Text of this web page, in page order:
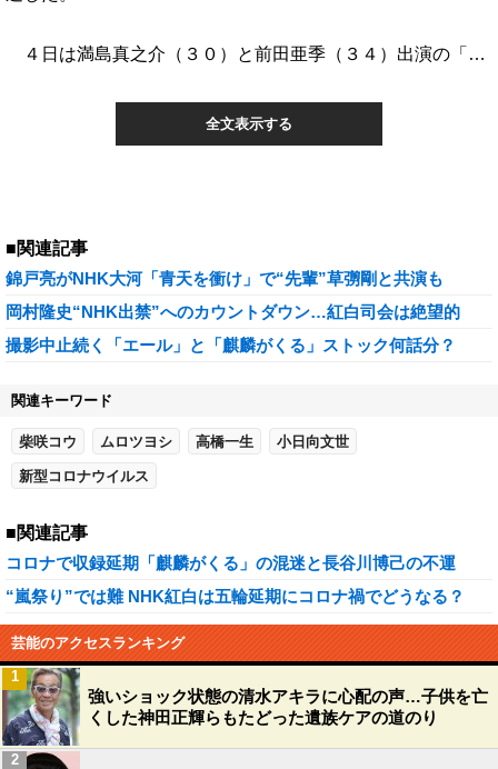
４日は満島真之介（３０）と前田亜季（３４）出演の「…
全文表示する
■関連記事
錦戸亮がNHK大河「青天を衝け」で“先輩”草彅剛と共演も
岡村隆史“NHK出禁”へのカウントダウン…紅白司会は絶望的
撮影中止続く「エール」と「麒麟がくる」ストック何話分？
関連キーワード
柴咲コウ ムロツヨシ 高橋一生 小日向文世
新型コロナウイルス
■関連記事
コロナで収録延期「麒麟がくる」の混迷と長谷川博己の不運
“嵐祭り”では難 NHK紅白は五輪延期にコロナ禍でどうなる？
芸能のアクセスランキング
強いショック状態の清水アキラに心配の声…子供を亡
くした神田正輝らもたどった遺族ケアの道のり
1
2